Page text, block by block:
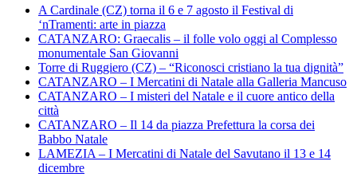
A Cardinale (CZ) torna il 6 e 7 agosto il Festival di
‘nTramenti: arte in piazza
CATANZARO: Graecalis – il folle volo oggi al Complesso
monumentale San Giovanni
Torre di Ruggiero (CZ) – “Riconosci cristiano la tua dignità”
CATANZARO – I Mercatini di Natale alla Galleria Mancuso
CATANZARO – I misteri del Natale e il cuore antico della
città
CATANZARO – Il 14 da piazza Prefettura la corsa dei
Babbo Natale
LAMEZIA – I Mercatini di Natale del Savutano il 13 e 14
dicembre